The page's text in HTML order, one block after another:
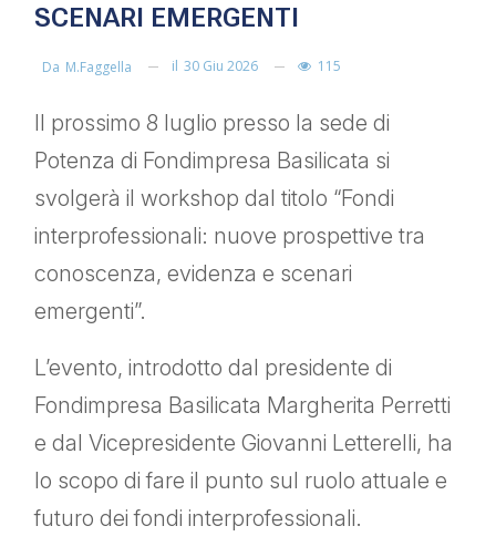
SCENARI EMERGENTI
Da M.faggella il 30 Giu 2026 115
Il prossimo 8 luglio presso la sede di
Potenza di Fondimpresa Basilicata si
svolgerà il workshop dal titolo “Fondi
interprofessionali: nuove prospettive tra
conoscenza, evidenza e scenari
emergenti”.
L’evento, introdotto dal presidente di
Fondimpresa Basilicata Margherita Perretti
e dal Vicepresidente Giovanni Letterelli, ha
lo scopo di fare il punto sul ruolo attuale e
futuro dei fondi interprofessionali.